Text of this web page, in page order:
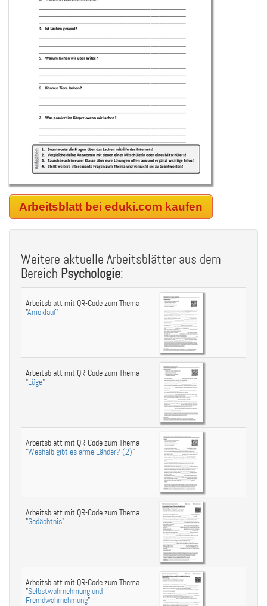
Arbeitsblatt bei eduki.com kaufen
Weitere aktuelle Arbeitsblätter aus dem
Bereich Psychologie:
Arbeitsblatt mit QR-Code zum Thema
"Amoklauf"
Arbeitsblatt mit QR-Code zum Thema
"Lüge"
Arbeitsblatt mit QR-Code zum Thema
"Weshalb gibt es arme Länder? (2)"
Arbeitsblatt mit QR-Code zum Thema
"Gedächtnis"
Arbeitsblatt mit QR-Code zum Thema
"Selbstwahrnehmung und
Fremdwahrnehmung"